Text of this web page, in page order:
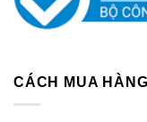
CÁCH MUA HÀNG